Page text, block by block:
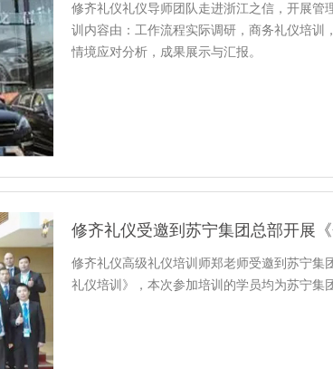
修齐礼仪礼仪导师团队走进浙江之信，开展管
训内容由：工作流程实际调研，商务礼仪培训
情境应对分析，成果展示与汇报。
修齐礼仪高级礼仪培训师郑老师受邀到苏宁集
礼仪培训》，本次参加培训的学员均为苏宁集